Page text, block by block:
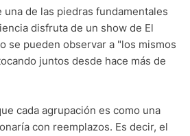
de las piedras fundamentales
disfruta de un show de El
se pueden observar a "los mismos
juntos desde hace más de
cada agrupación es como una
con reemplazos. Es decir, el